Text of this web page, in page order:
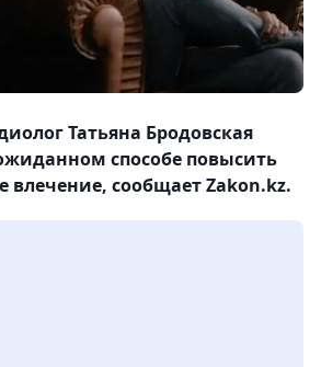
Татьяна Бродовская
способе повысить
влечение, сообщает Zakon.kz.